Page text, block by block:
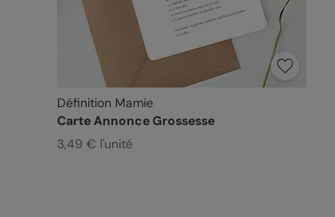
Définition Mamie
Carte Annonce Grossesse
3,49 € l'unité